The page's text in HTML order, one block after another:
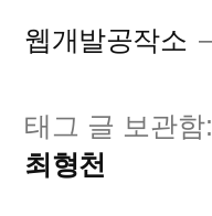
웹개발공작소
태그 글 보관함:
최형천